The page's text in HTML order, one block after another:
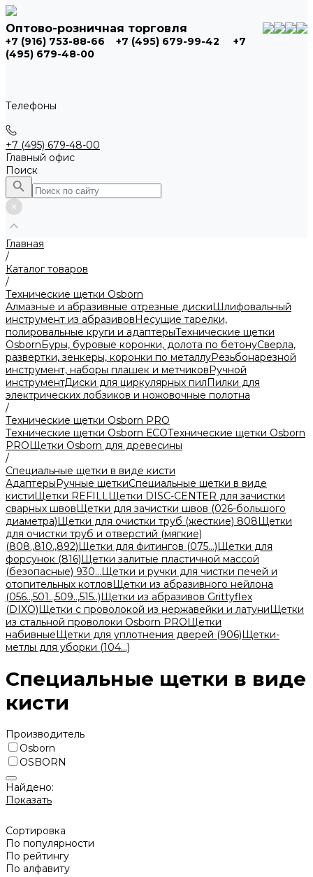
Оптово-розничная торговля
+7 (916) 753-88-66 +7 (495) 679-99-42
+7
(495) 679-48-00
Телефоны
+7 (495) 679-48-00
Главный офис
Поиск
Главная
/
Каталог товаров
/
Технические щетки Osborn
Алмазные и абразивные отрезные дискиШлифовальный
инструмент из абразивовНесущие тарелки,
полировальные круги и адаптерыТехнические щетки
OsbornБуры, буровые коронки, долота по бетонуСверла,
развертки, зенкеры, коронки по металлуРезьбонарезной
инструмент, наборы плашек и метчиковРучной
инструментДиски для циркулярных пилПилки для
электрических лобзиков и ножовочные полотна
/
Технические щетки Osborn PRO
Технические щетки Osborn ЕСОТехнические щетки Osborn
PROЩетки Osborn для древесины
/
Специальные щетки в виде кисти
АдаптерыРучные щеткиСпециальные щетки в виде
кистиЩетки REFILLЩетки DISC-CENTER для зачистки
сварных швовЩетки для зачистки швов (026-большого
диаметра)Щетки для очистки труб (жесткие) 808Щетки
для очистки труб и отверстий (мягкие)
(808.,810.,892)Щетки для фитингов (075...)Щетки для
форсунок (816)Щетки залитые пластичной массой
(безопасные) 930...Щетки и ручки для чистки печей и
отопительных котловЩетки из абразивного нейлона
(056..,501..,509..,515..)Щетки из абразивов Grittyflex
(DIXO)Щетки с проволокой из нержавейки и латуниЩетки
из стальной проволоки Osborn PROЩетки
набивныеЩетки для уплотнения дверей (906)Щетки-
метлы для уборки (104...)
Специальные щетки в виде
кисти
Производитель
Osborn
OSBORN
Найдено:
Показать
Сортировка
По популярности
По рейтингу
По алфавиту